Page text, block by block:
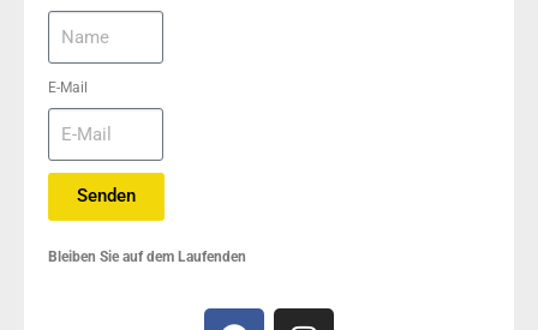
E-Mail
Senden
Bleiben Sie auf dem Laufenden